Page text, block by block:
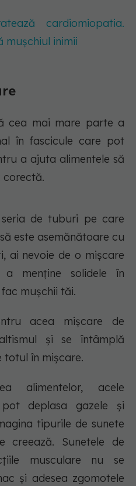
cardiomiopatia.
mușchiul inimii
cea mai mare parte a
în fascicule care pot
a ajuta alimentele să
corectă.
de tuburi pe care
este asemănătoare cu
ai nevoie de o mișcare
menține solidele în
mușchii tăi.
acea mișcare de
și se întâmplă
totul în mișcare.
alimentelor, acele
deplasa gazele și
tipurile de sunete
creează. Sunetele de
musculare nu se
și adesea zgomotele